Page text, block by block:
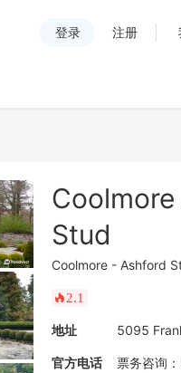
登录 注册
Stud
Coolmore - Ashford
󰺂 2.1
地址 5095
官方电话 票务咨询 ：